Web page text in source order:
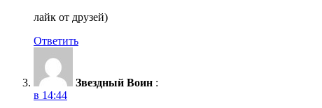
лайк от друзей)
Ответить
Звездный Воин :
в 14:44